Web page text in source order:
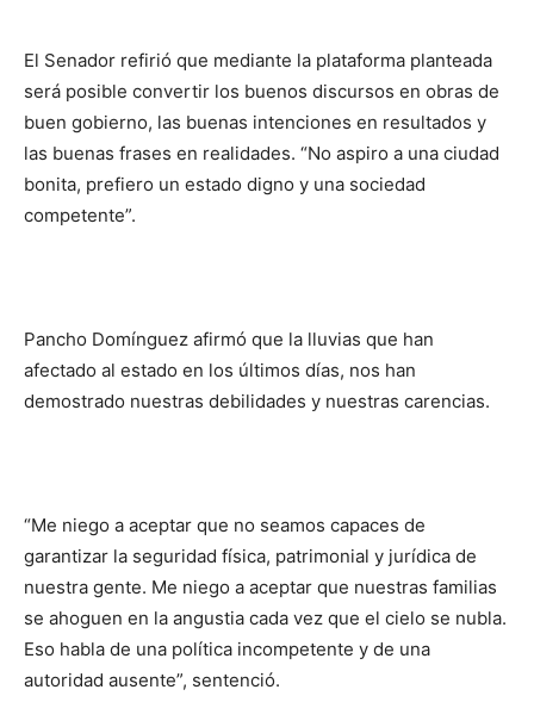
El Senador refirió que mediante la plataforma planteada
será posible convertir los buenos discursos en obras de
buen gobierno, las buenas intenciones en resultados y
las buenas frases en realidades. “No aspiro a una ciudad
bonita, prefiero un estado digno y una sociedad
competente”.
Pancho Domínguez afirmó que la lluvias que han
afectado al estado en los últimos días, nos han
demostrado nuestras debilidades y nuestras carencias.
“Me niego a aceptar que no seamos capaces de
garantizar la seguridad física, patrimonial y jurídica de
nuestra gente. Me niego a aceptar que nuestras familias
se ahoguen en la angustia cada vez que el cielo se nubla.
Eso habla de una política incompetente y de una
autoridad ausente”, sentenció.